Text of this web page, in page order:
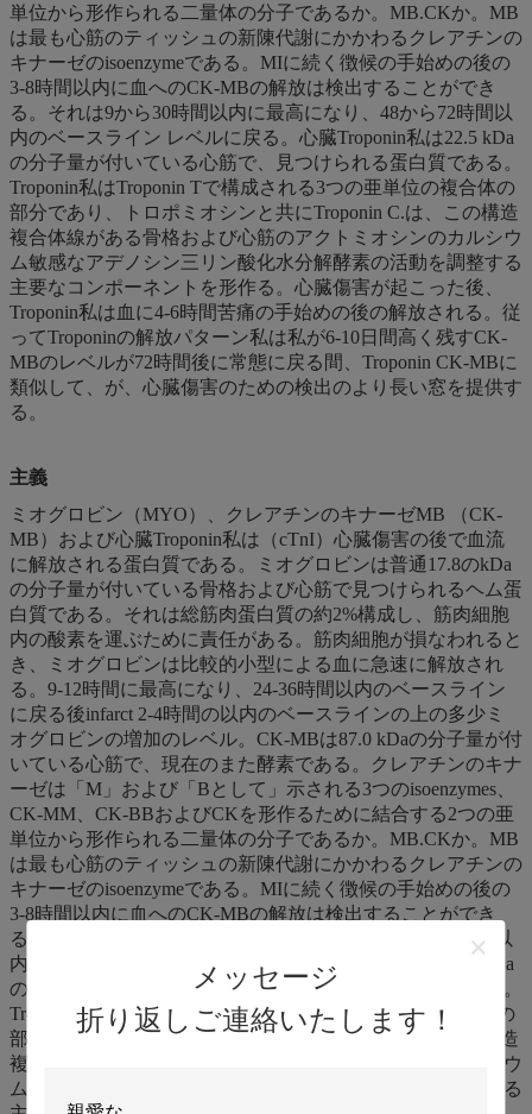
メッセージ
折り返しご連絡いたします！
単位から形作られる二量体の分子であるか。MB.CKか。MB
は最も心筋のティッシュの新陳代謝にかかわるクレアチンの
キナーゼのisoenzymeである。MIに続く徴候の手始めの後の
3-8時間以内に血へのCK-MBの解放は検出することができ
る。それは9から30時間以内に最高になり、48から72時間以
内のベースライン レベルに戻る。心臓Troponin私は22.5 kDa
の分子量が付いている心筋で、見つけられる蛋白質である。
Troponin私はTroponin Tで構成される3つの亜単位の複合体の
部分であり、トロポミオシンと共にTroponin C.は、この構造
複合体線がある骨格および心筋のアクトミオシンのカルシウ
ム敏感なアデノシン三リン酸化水分解酵素の活動を調整する
主要なコンポーネントを形作る。心臓傷害が起こった後、
Troponin私は血に4-6時間苦痛の手始めの後の解放される。従
ってTroponinの解放パターン私は私が6-10日間高く残すCK-
MBのレベルが72時間後に常態に戻る間、Troponin CK-MBに
類似して、が、心臓傷害のための検出のより長い窓を提供す
る。
主義
ミオグロビン（MYO）、クレアチンのキナーゼMB （CK-
MB）および心臓Troponin私は（cTnI）心臓傷害の後で血流
に解放される蛋白質である。ミオグロビンは普通17.8のkDa
の分子量が付いている骨格および心筋で見つけられるヘム蛋
白質である。それは総筋肉蛋白質の約2%構成し、筋肉細胞
内の酸素を運ぶために責任がある。筋肉細胞が損なわれると
き、ミオグロビンは比較的小型による血に急速に解放され
る。9-12時間に最高になり、24-36時間以内のベースライン
に戻る後infarct 2-4時間の以内のベースラインの上の多少ミ
オグロビンの増加のレベル。CK-MBは87.0 kDaの分子量が付
いている心筋で、現在のまた酵素である。クレアチンのキナ
ーゼは「M」および「Bとして」示される3つのisoenzymes、
CK-MM、CK-BBおよびCKを形作るために結合する2つの亜
単位から形作られる二量体の分子であるか。MB.CKか。MB
は最も心筋のティッシュの新陳代謝にかかわるクレアチンの
キナーゼのisoenzymeである。MIに続く徴候の手始めの後の
3-8時間以内に血へのCK-MBの解放は検出することができ
る。それは9から30時間以内に最高になり、48から72時間以
内のベースライン レベルに戻る。心臓Troponin私は22.5 kDa
の分子量が付いている心筋で、見つけられる蛋白質である。
Troponin私はTroponin Tで構成される3つの亜単位の複合体の
部分であり、トロポミオシンと共にTroponin C.は、この構造
複合体線がある骨格および心筋のアクトミオシンのカルシウ
ム敏感なアデノシン三リン酸化水分解酵素の活動を調整する